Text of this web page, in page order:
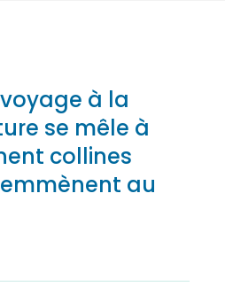
à la
se mêle à
collines
au